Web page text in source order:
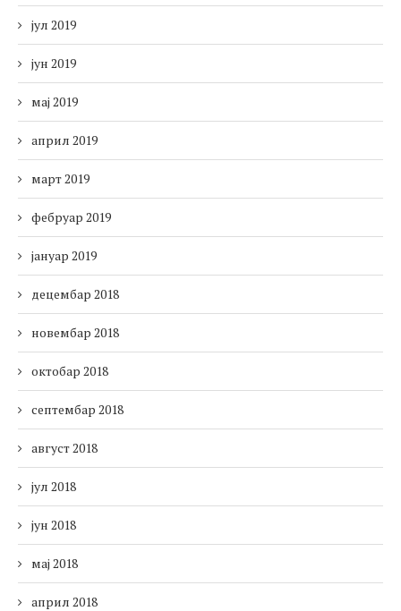
јул 2019
јун 2019
мај 2019
април 2019
март 2019
фебруар 2019
јануар 2019
децембар 2018
новембар 2018
октобар 2018
септембар 2018
август 2018
јул 2018
јун 2018
мај 2018
април 2018